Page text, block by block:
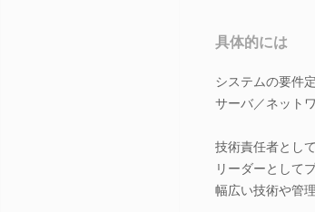
具体的には
システムの要件
サーバ／ネット
技術責任者とし
リーダーとして
幅広い技術や管